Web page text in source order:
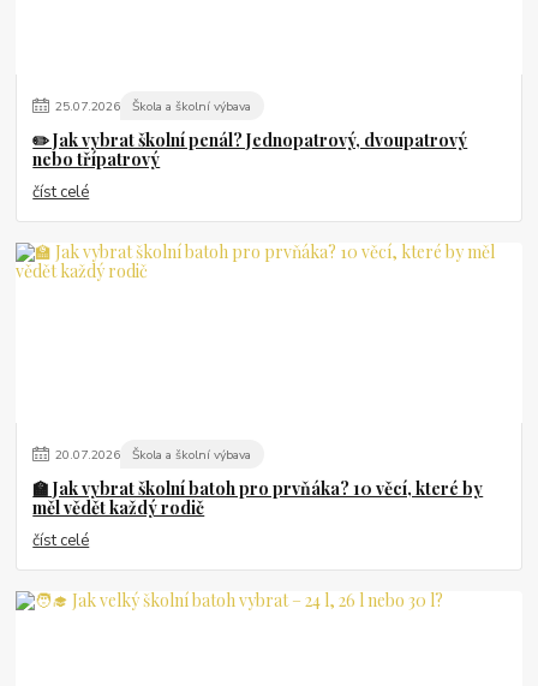
25.07.2026 Škola a školní výbava
✏️ Jak vybrat školní penál? Jednopatrový, dvoupatrový
nebo třípatrový
číst celé
20.07.2026 Škola a školní výbava
🏫 Jak vybrat školní batoh pro prvňáka? 10 věcí, které by
měl vědět každý rodič
číst celé